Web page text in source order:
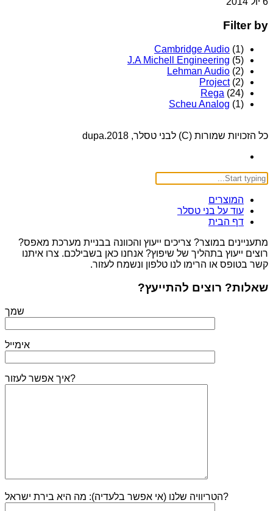
Filter by
Cambridge Audio (1)
J.A Michell Engineering (5)
Lehman Audio (2)
Project (2)
Rega (24)
Scheu Analog (1)
כל הזכויות שמורות (C) לבני טסלר, 2018.dupa
המוצרים
עוד על בני טסלר
דף הבית
מתעניינים במוצר? צריכים ייעוץ והכוונה בבניית מערכת מאפס?
רוצים ייעוץ בתהליך של שיפוץ? אנחנו כאן בשבילכם. צרו איתנו
קשר בטופס או הרימו לנו טלפון ונשמח לעזור.
שאלות? רוצים להתייעץ?
שמך
אימייל
איך אפשר לעזור?
הטריוויה שלנו (אי אפשר בלעדיה): מה היא בירת ישראל?